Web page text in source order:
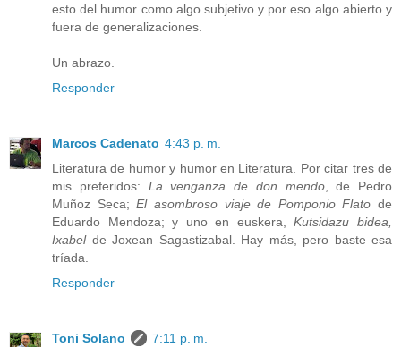
esto del humor como algo subjetivo y por eso algo abierto y
fuera de generalizaciones.
Un abrazo.
Responder
Marcos Cadenato 4:43 p. m.
Literatura de humor y humor en Literatura. Por citar tres de
mis preferidos: La venganza de don mendo, de Pedro
Muñoz Seca;El asombroso viaje de Pomponio Flato de
Eduardo Mendoza; y uno en euskera,Kutsidazu bidea,
Ixabelde Joxean Sagastizabal. Hay más, pero baste esa
tríada.
Responder
Toni Solano
7:11 p. m.